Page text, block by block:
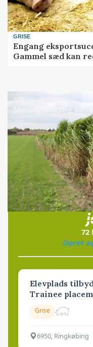
GRISE
Engang
Gammel sæd kan
ARRANGEMENT
Markvandring
i
72
Opret
Elevplads
Trainee
Grise
6950, Ringkøbing